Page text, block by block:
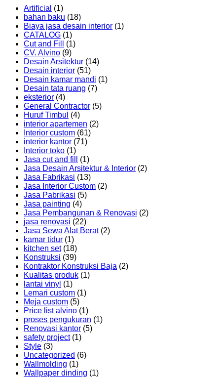
Artificial (1)
bahan baku (18)
Biaya jasa desain interior (1)
CATALOG (1)
Cut and Fill
(1)
CV. Alvino (9)
Desain Arsitektur (14)
Desain interior (51)
Desain kamar mandi (1)
Desain tata ruang (7)
eksterior (4)
General Contractor (5)
Huruf Timbul (4)
interior apartemen (2)
Interior custom (61)
interior kantor (71)
Interior toko (1)
Jasa cut and fill
(1)
Jasa Desain Arsitektur & Interior (2)
Jasa Fabrikasi (13)
Jasa Interior Custom (2)
Jasa Pabrikasi (5)
Jasa painting (4)
Jasa Pembangunan & Renovasi (2)
jasa renovasi (22)
Jasa Sewa Alat Berat(2)
kamar tidur (1)
kitchen set(18)
Konstruksi (39)
Kontraktor Konstruksi Baja (2)
Kualitas produk (1)
lantai vinyl (1)
Lemari custom (1)
Meja custom (5)
Price list alvino (1)
proses pengukuran (1)
Renovasi kantor (5)
safety project(1)
Style (3)
Uncategorized (6)
Wallmolding (1)
Wallpaper dinding (1)